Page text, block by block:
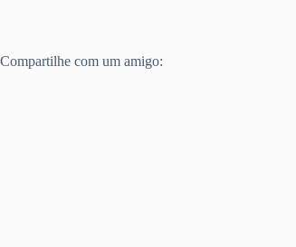
Compartilhe com um amigo: